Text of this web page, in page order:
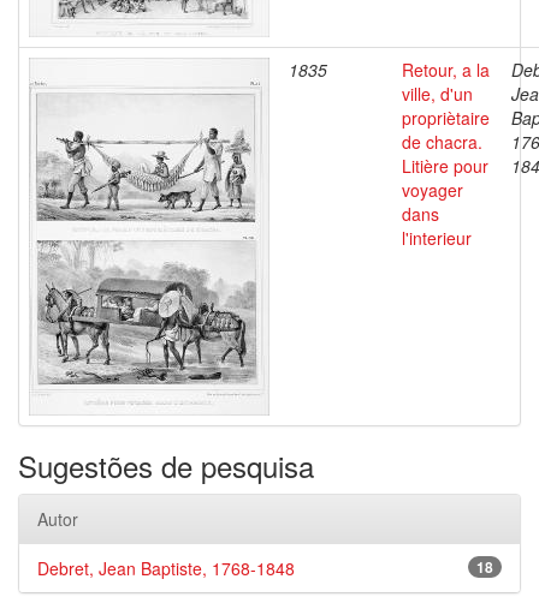
1835
Retour, a la
ville, d'un
propriètaire
de chacra.
Litière pour
voyager
dans
l'interieur
Sugestões de pesquisa
Autor
18
Debret, Jean Baptiste, 1768-1848